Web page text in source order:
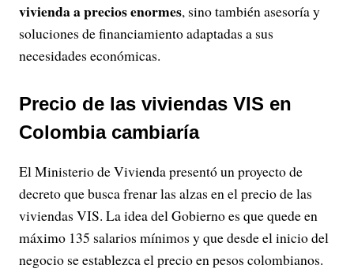
vivienda a precios enormes, sino también asesoría y
soluciones de financiamiento adaptadas a sus
necesidades económicas.
Precio de las viviendas VIS en
Colombia cambiaría
El Ministerio de Vivienda presentó un proyecto de
decreto que busca frenar las alzas en el precio de las
viviendas VIS. La idea del Gobierno es que quede en
máximo 135 salarios mínimos y que desde el inicio del
negocio se establezca el precio en pesos colombianos.